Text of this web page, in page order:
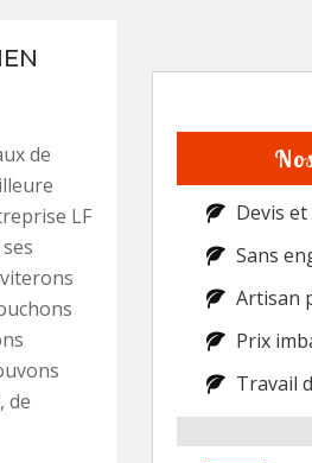
de
LF
de
Devis
Sans
Artisan
Prix
Travail